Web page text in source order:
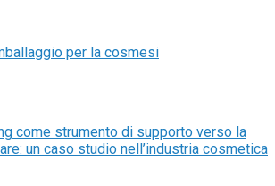
per la cosmesi
come strumento di supporto verso la
un caso studio nell’industria cosmetica